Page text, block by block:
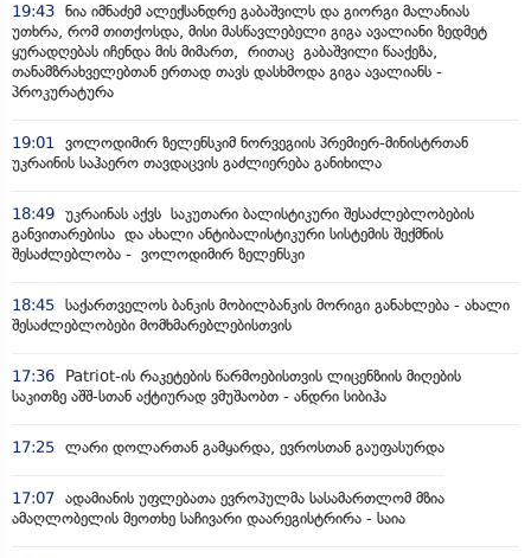
19:43 ნია იმნაძემ ალექსანდრე გაბაშვილს და გიორგი მალანიას
უთხრა, რომ თითქოსდა, მისი მასწავლებელი გიგა ავალიანი ზედმეტ
ყურადღებას იჩენდა მის მიმართ, რითაც გაბაშვილი წააქეზა,
თანამზრახველებთან ერთად თავს დასხმოდა გიგა ავალიანს -
პროკურატურა
19:01
ვოლოდიმირ ზელენსკიმ ნორვეგიის პრემიერ-მინისტრთან
უკრაინის საჰაერო თავდაცვის გაძლიერება განიხილა
18:49 უკრაინას აქვს საკუთარი ბალისტიკური შესაძლებლობების
განვითარებისა და ახალი ანტიბალისტიკური სისტემის შექმნის
შესაძლებლობა - ვოლოდიმირ ზელენსკი
18:45 საქართველოს ბანკის მობილბანკის მორიგი განახლება - ახალი
შესაძლებლობები მომხმარებლებისთვის
17:36
Patriot-ის რაკეტების წარმოებისთვის ლიცენზიის მიღების
საკითზე აშშ-სთან აქტიურად ვმუშაობთ - ანდრი სიბიჰა
17:25 ლარი დოლართან გამყარდა, ევროსთან გაუფასურდა
17:07 ადამიანის უფლებათა ევროპულმა სასამართლომ მზია
ამაღლობელის მეოთხე საჩივარი დაარეგისტრირა - საია